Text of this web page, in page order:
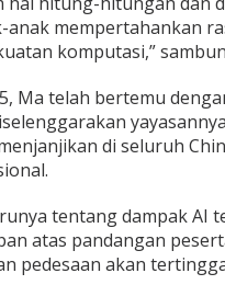
anak mempertahankan
komputasi,”
Ma telah bertemu
di seluruh
tentang dampak AI
atas pandangan
pedesaan akan